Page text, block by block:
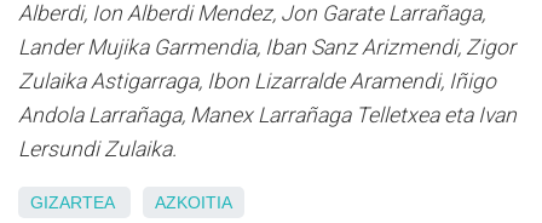
Alberdi, Ion Alberdi Mendez, Jon Garate Larrañaga,
Lander Mujika Garmendia, Iban Sanz Arizmendi, Zigor
Zulaika Astigarraga, Ibon Lizarralde Aramendi, Iñigo
Andola Larrañaga, Manex Larrañaga Telletxea eta Ivan
Lersundi Zulaika.
GIZARTEA AZKOITIA